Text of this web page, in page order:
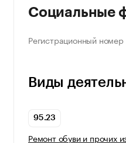
Социальные
Регистрационный
Виды
95.23
Ремонт обуви и прочих